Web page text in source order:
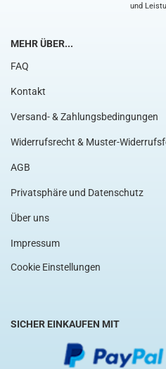
und
MEHR ÜBER...
FAQ
Kontakt
Versand- & Zahlungsbedingungen
Widerrufsrecht & Muster-
AGB
Privatsphäre und Datenschutz
Über uns
Impressum
Cookie Einstellungen
SICHER EINKAUFEN MIT